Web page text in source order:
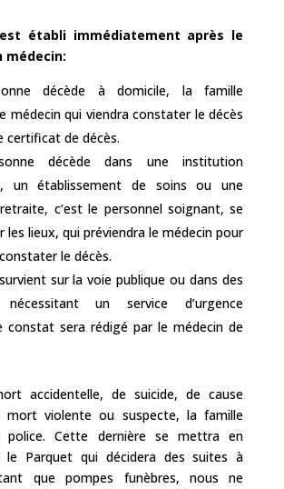
établi immédiatement après le
médecin:
décède à domicile, la famille
médecin qui viendra constater le décès
certificat de décès.
décède dans une institution
un établissement de soins ou une
c’est le personnel soignant, se
les lieux, qui préviendra le médecin pour
le décès.
sur la voie publique ou dans des
nécessitant un service d’urgence
constat sera rédigé par le médecin de
accidentelle, de suicide, de cause
mort violente ou suspecte, la famille
police. Cette dernière se mettra en
le Parquet qui décidera des suites à
que pompes funèbres, nous ne